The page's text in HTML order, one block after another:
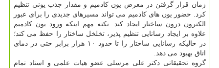
زمان قرار گرفتن در معرض یون كادمیم و مقدار جذب یونی تنظیم
كرد. حضور یون های كادمیم می تواند مسیرهای جدیدی را برای عبور
الكترون درون ساختار ایجاد كند. نكته مهم اینكه ورود یون كادمیم
علاوه بر ایجاد رسانایی تنظیم پذیر، تخلخل ساختار را حفظ می كند؛
در حالیكه رسانایی ساختار را تا حدود ۱۰ هزار برابر حتی در دمای
اتاق بهبود می دهد.
گروه تحقیقاتی دكتر علی مرسلی عضو هیات علمی و استاد تمام